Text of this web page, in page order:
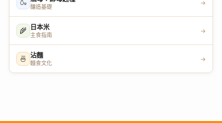
🍶
釀造基礎
→
🌾 日本米
主食指南
→
🍜 沾麵
麵食文化
→